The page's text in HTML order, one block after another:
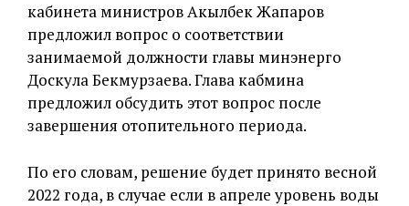
кабинета министров Акылбек Жапаров
предложил вопрос о соответствии
занимаемой должности главы минэнерго
Доскула Бекмурзаева. Глава кабмина
предложил обсудить этот вопрос после
завершения отопительного периода.
По его словам, решение будет принято весной
2022 года, в случае если в апреле уровень воды